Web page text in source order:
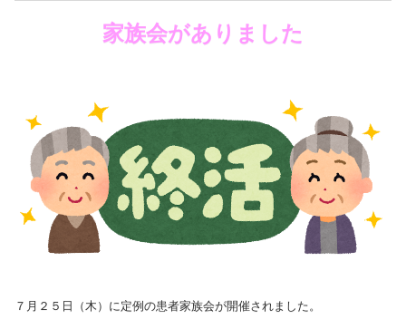
家族会がありました
７月２５日（木）に定例の患者家族会が開催されました。